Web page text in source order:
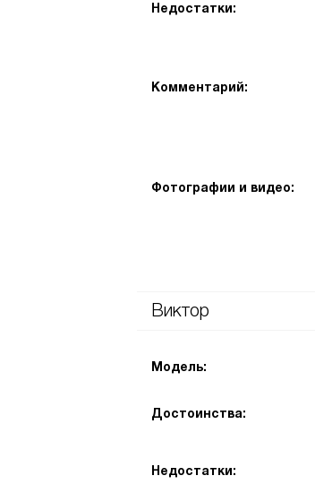
Недостатки:
Комментарий:
Фотографии и видео:
Виктор
Модель:
Достоинства:
Недостатки: